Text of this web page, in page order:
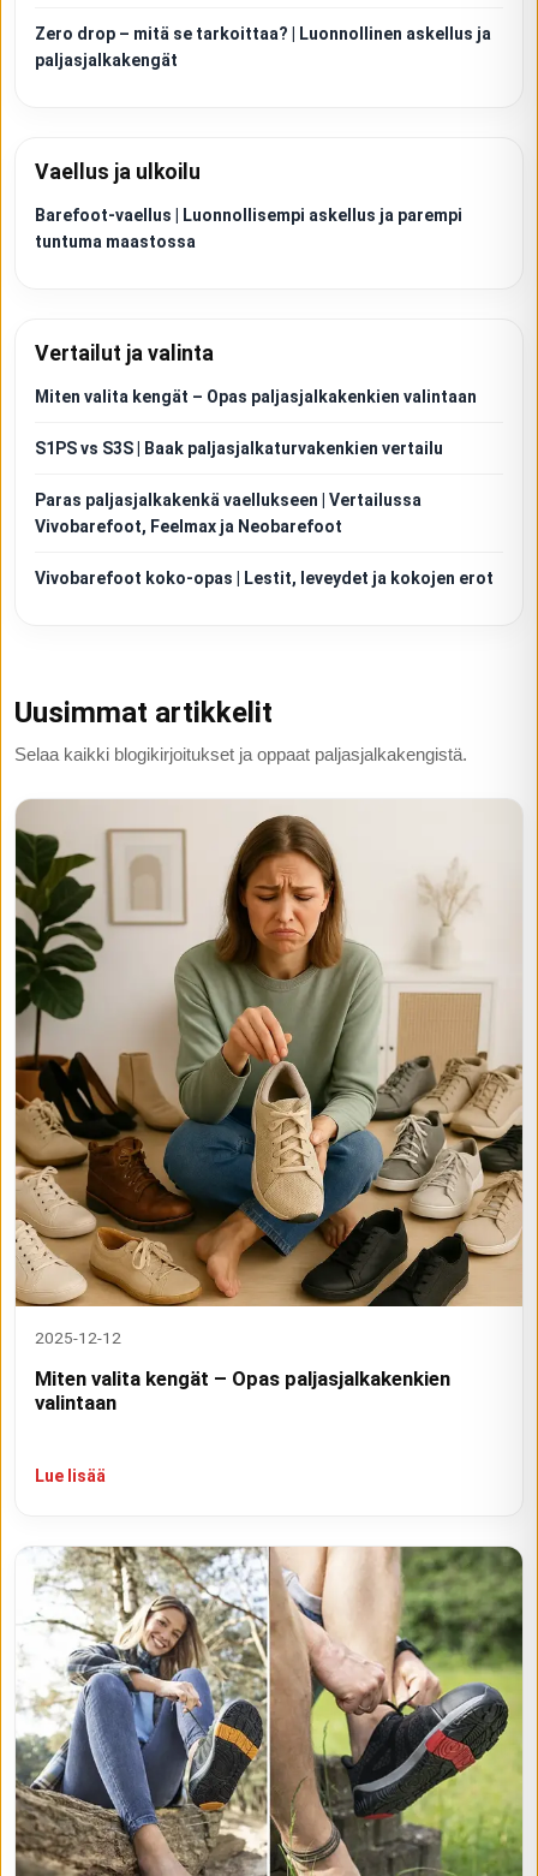
Zero drop – mitä se tarkoittaa? | Luonnollinen askellus ja
paljasjalkakengät
Vaellus ja ulkoilu
Barefoot-vaellus | Luonnollisempi askellus ja parempi
tuntuma maastossa
Vertailut ja valinta
Miten valita kengät – Opas paljasjalkakenkien valintaan
S1PS vs S3S | Baak paljasjalkaturvakenkien vertailu
Paras paljasjalkakenkä vaellukseen | Vertailussa
Vivobarefoot, Feelmax ja Neobarefoot
Vivobarefoot koko-opas | Lestit, leveydet ja kokojen erot
Uusimmat artikkelit
Selaa kaikki blogikirjoitukset ja oppaat paljasjalkakengistä.
2025-12-12
Miten valita kengät – Opas paljasjalkakenkien
valintaan
Lue lisää